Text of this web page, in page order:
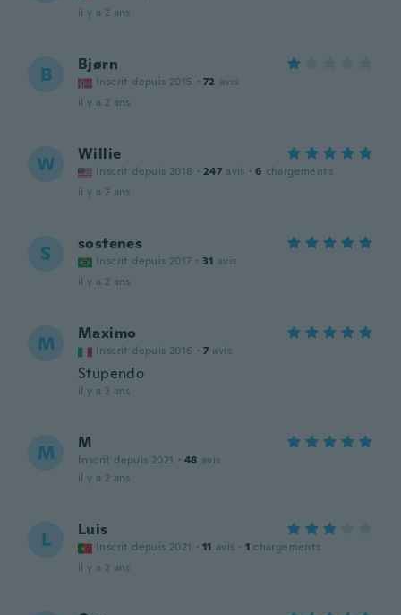
il y a 2 ans
B Bjørn
Inscrit depuis 2015 · 72 avis
il y a 2 ans
W Willie
Inscrit depuis 2018 · 247 avis · 6 chargements
il y a 2 ans
S sostenes
Inscrit depuis 2017 · 31 avis
il y a 2 ans
M Maximo
Inscrit depuis 2016 · 7 avis
Stupendo
il y a 2 ans
M M
Inscrit depuis 2021 · 48 avis
il y a 2 ans
L Luis
Inscrit depuis 2021 · 11 avis · 1 chargements
il y a 2 ans